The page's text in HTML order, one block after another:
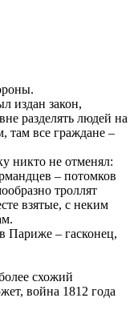
издан закон,
разделять людей на
там все граждане –
никто не отменял:
– потомков
троллят
взятые, с неким
Париже – гасконец,
схожий
война 1812 года